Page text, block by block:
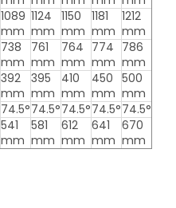
1089
mm
1124
mm
1150
mm
1181
mm
1212
mm
738
mm
761
mm
764
mm
774
mm
786
mm
392
mm
395
mm
410
mm
450
mm
500
mm
74.5°74.5°74.5°74.5°74.5°
541
mm
581
mm
612
mm
641
mm
670
mm